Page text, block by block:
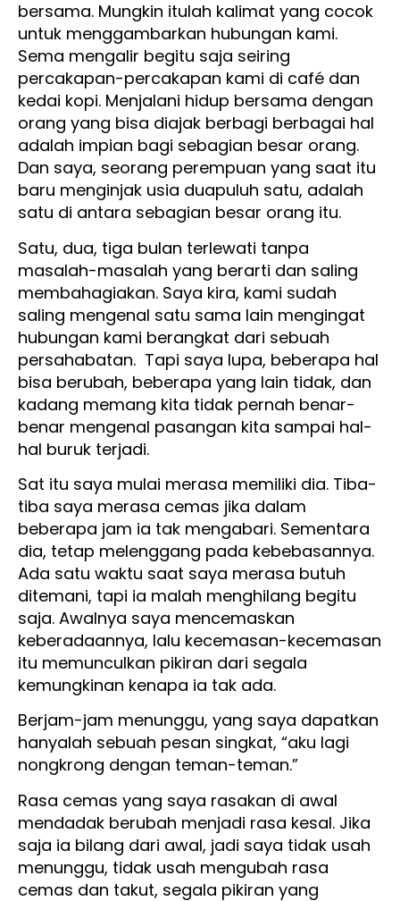
bersama. Mungkin itulah kalimat yang cocok
untuk menggambarkan hubungan kami.
Sema mengalir begitu saja seiring
percakapan-percakapan kami di café dan
kedai kopi. Menjalani hidup bersama dengan
orang yang bisa diajak berbagi berbagai hal
adalah impian bagi sebagian besar orang.
Dan saya, seorang perempuan yang saat itu
baru menginjak usia duapuluh satu, adalah
satu di antara sebagian besar orang itu.
Satu, dua, tiga bulan terlewati tanpa
masalah-masalah yang berarti dan saling
membahagiakan. Saya kira, kami sudah
saling mengenal satu sama lain mengingat
hubungan kami berangkat dari sebuah
persahabatan. Tapi saya lupa, beberapa hal
bisa berubah, beberapa yang lain tidak, dan
kadang memang kita tidak pernah benar-
benar mengenal pasangan kita sampai hal-
hal buruk terjadi.
Sat itu saya mulai merasa memiliki dia. Tiba-
tiba saya merasa cemas jika dalam
beberapa jam ia tak mengabari. Sementara
dia, tetap melenggang pada kebebasannya.
Ada satu waktu saat saya merasa butuh
ditemani, tapi ia malah menghilang begitu
saja. Awalnya saya mencemaskan
keberadaannya, lalu kecemasan-kecemasan
itu memunculkan pikiran dari segala
kemungkinan kenapa ia tak ada.
Berjam-jam menunggu, yang saya dapatkan
hanyalah sebuah pesan singkat, “aku lagi
nongkrong dengan teman-teman.”
Rasa cemas yang saya rasakan di awal
mendadak berubah menjadi rasa kesal. Jika
saja ia bilang dari awal, jadi saya tidak usah
menunggu, tidak usah mengubah rasa
cemas dan takut, segala pikiran yang